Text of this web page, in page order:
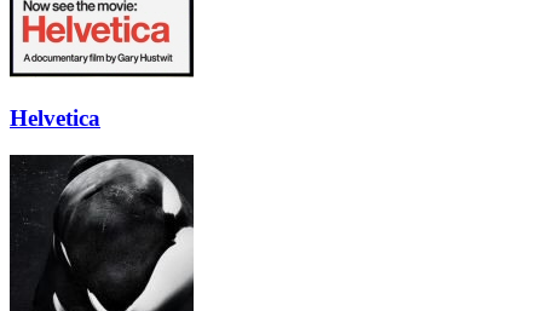
Helvetica